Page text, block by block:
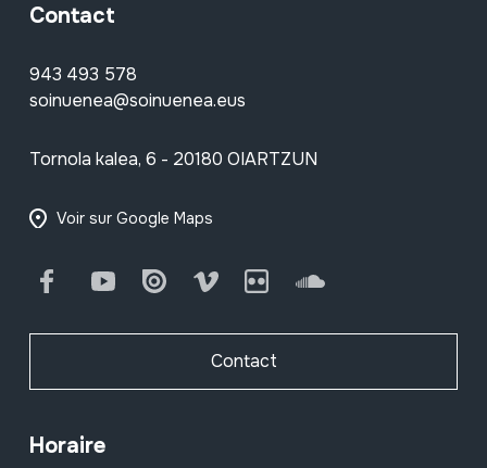
Contact
943 493 578
soinuenea@soinuenea.eus
Tornola kalea, 6 - 20180 OIARTZUN
Voir sur Google Maps
FacebookYoutube Issuu Vimeo Flickr SoundCloud
Contact
Horaire